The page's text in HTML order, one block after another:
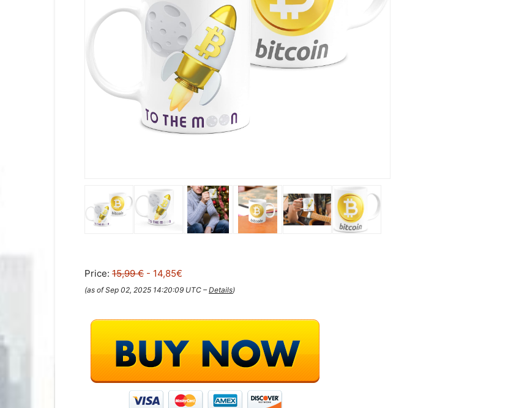
Price: 15,99 € - 14,85€
(as of Sep 02, 2025 14:20:09 UTC –Details)